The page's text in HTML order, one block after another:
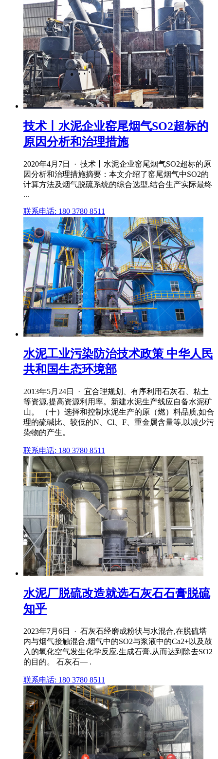
技术丨水泥企业窑尾烟气SO2超标的
原因分析和治理措施
2020年4月7日 · 技术丨水泥企业窑尾烟气SO2超标的原
因分析和治理措施摘要：本文介绍了窑尾烟气中SO2的
计算方法及烟气脱硫系统的综合选型,结合生产实际最终
...
联系电话: 180 3780 8511
水泥工业污染防治技术政策 中华人民
共和国生态环境部
2013年5月24日 · 宜合理规划、有序利用石灰石、粘土
等资源,提高资源利用率。新建水泥生产线应自备水泥矿
山。 （十）选择和控制水泥生产的原（燃）料品质,如合
理的硫碱比、较低的N、Cl、F、重金属含量等,以减少污
染物的产生。
联系电话: 180 3780 8511
水泥厂脱硫改造就选石灰石石膏脱硫
知乎
2023年7月6日 · 石灰石经磨成粉状与水混合,在脱硫塔
内与烟气接触混合,烟气中的SO2与浆液中的Ca2+以及鼓
入的氧化空气发生化学反应,生成石膏,从而达到除去SO2
的目的。 石灰石— .
联系电话: 180 3780 8511